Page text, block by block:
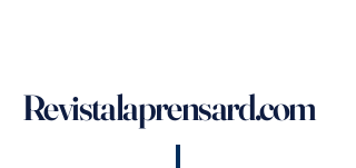
Revistalaprensard.com